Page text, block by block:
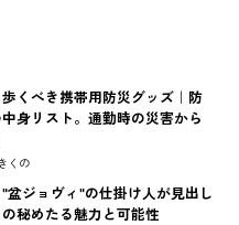
くべき携帯用防災グッズ｜防
身リスト。通勤時の災害から
くの
盆ジョヴィ"の仕掛け人が見出し
秘めたる魅力と可能性